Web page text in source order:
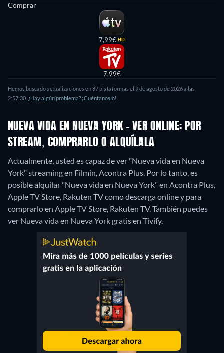
Comprar
7,99€ HD
7,99€
Hemos buscado actualizaciones en 87 plataformas el 9 de agosto de 2026 a las
2:57:30. ¿Hay algún problema? ¡Cuéntanoslo!
NUEVA VIDA EN NUEVA YORK - VER ONLINE: POR
STREAM, COMPRARLO O ALQUÍLALA
Actualmente, usted es capaz de ver "Nueva vida en Nueva
York" streaming en Filmin, Acontra Plus. Por lo tanto, es
posible alquilar "Nueva vida en Nueva York" en Acontra Plus,
Apple TV Store, Rakuten TV como descarga online y para
comprarlo en Apple TV Store, Rakuten TV.También puedes
ver Nueva vida en Nueva York gratis en Tivify.